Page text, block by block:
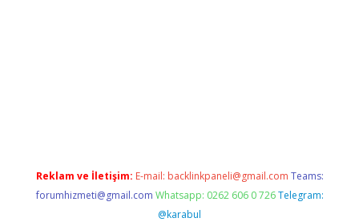
Reklam ve İletişim: E-mail: backlinkpaneli@gmail.com Teams:
forumhizmeti@gmail.com Whatsapp: 0262 606 0 726 Telegram:
@karabul